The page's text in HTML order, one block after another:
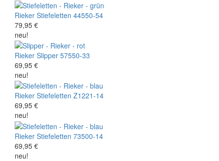
Rieker Stiefeletten 44550-54
79,95 €
neu!
Rieker Slipper 57550-33
69,95 €
neu!
Rieker Stiefeletten Z1221-14
69,95 €
neu!
Rieker Stiefeletten 73500-14
69,95 €
neu!